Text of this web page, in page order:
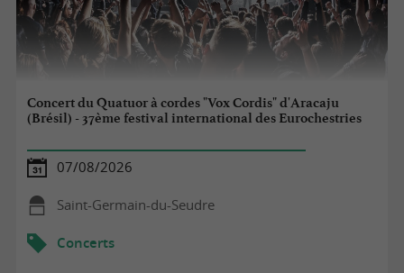
Concert du Quatuor à cordes "Vox Cordis" d'Aracaju
(Brésil) - 37ème festival international des Eurochestries
07/08/2026
Saint-Germain-du-Seudre
Concerts